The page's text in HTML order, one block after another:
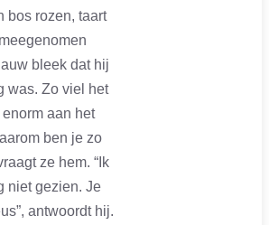
bos rozen, taart
bleek dat hij
was. Zo viel het
aan het
ben je zo
ze hem. “Ik
niet gezien. Je
antwoordt hij.